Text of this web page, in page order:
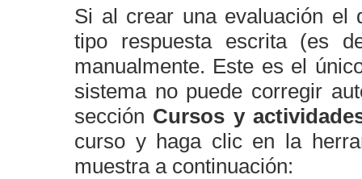
Si al crear una evaluación el
tipo respuesta escrita (es
manualmente. Este es el
sistema no puede corregir
sección Cursos y
curso y haga clic en la
muestra a continuación: